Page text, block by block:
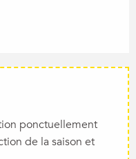
ponctuellement
de la saison et